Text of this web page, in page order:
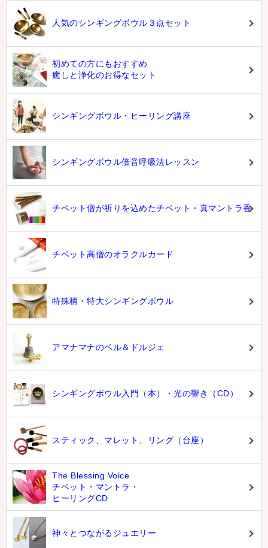
人気のシンギングボウル３点セット
初めての方にもおすすめ
癒しと浄化のお得なセット
シンギングボウル・ヒーリング講座
シンギングボウル倍音呼吸法レッスン
チベット僧が祈りを込めたチベット・真マントラ香
チベット高僧のオラクルカード
特殊柄・特大シンギングボウル
アマナマナのベル＆ドルジェ
シンギングボウル入門（本）・光の響き（CD）
スティック、マレット、リング（台座）
The Blessing Voice
チベット・マントラ・
ヒーリングCD
神々とつながるジュエリー